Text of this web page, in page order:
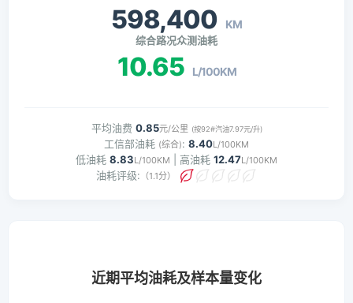
598,400 KM
综合路况众测油耗
10.65 L/100KM
平均油费 0.85元/公里 (按92#汽油7.97元/升)
工信部油耗 (综合): 8.40L/100KM
低油耗 8.83L/100KM | 高油耗 12.47L/100KM
油耗评级: （1.1分）